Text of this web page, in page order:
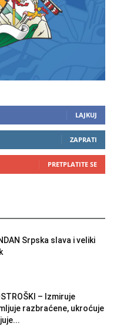
LAJKUJ
ZAPRATI
PRETPLATITE SE
Srpska slava i veliki
– Izmiruje
razbraćene, ukroćuje